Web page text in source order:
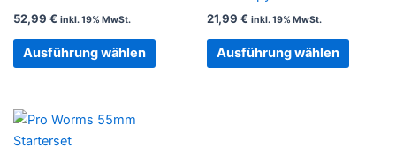
52,99 € inkl. 19% MwSt.
Ausführung wählen
21,99 € inkl. 19% MwSt.
Ausführung wählen